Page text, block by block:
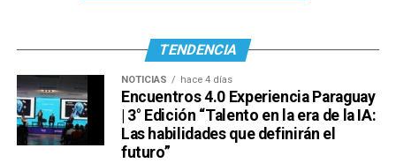
TENDENCIA
NOTICIAS hace 4 días
Encuentros 4.0 Experiencia Paraguay
| 3° Edición “Talento en la era de la IA:
Las habilidades que definirán el
futuro”